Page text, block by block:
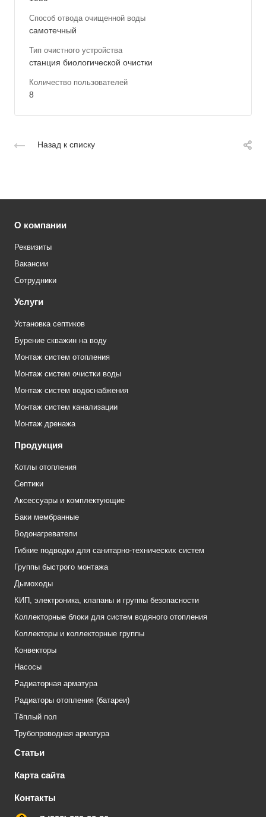
Способ отвода очищенной воды
самотечный
Тип очистного устройства
станция биологической очистки
Количество пользователей
8
Назад к списку
О компании
Реквизиты
Вакансии
Сотрудники
Услуги
Установка септиков
Бурение скважин на воду
Монтаж систем отопления
Монтаж систем очистки воды
Монтаж систем водоснабжения
Монтаж систем канализации
Монтаж дренажа
Продукция
Котлы отопления
Септики
Аксессуары и комплектующие
Баки мембранные
Водонагреватели
Гибкие подводки для санитарно-технических систем
Группы быстрого монтажа
Дымоходы
КИП, электроника, клапаны и группы безопасности
Коллекторные блоки для систем водяного отопления
Коллекторы и коллекторные группы
Конвекторы
Насосы
Радиаторная арматура
Радиаторы отопления (батареи)
Тёплый пол
Трубопроводная арматура
Статьи
Карта сайта
Контакты